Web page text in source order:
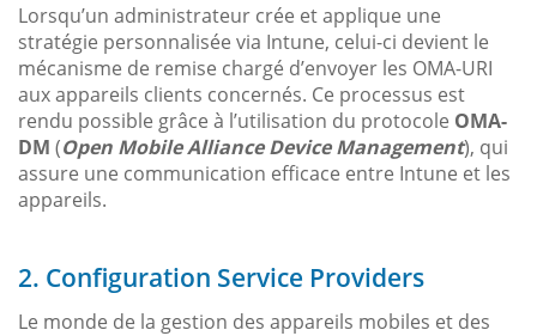
Lorsqu’un administrateur crée et applique une
stratégie personnalisée via Intune, celui-ci devient le
mécanisme de remise chargé d’envoyer les OMA-URI
aux appareils clients concernés. Ce processus est
rendu possible grâce à l’utilisation du protocole OMA-
DM (Open Mobile Alliance Device Management), qui
assure une communication efficace entre Intune et les
appareils.
2. Configuration Service Providers
Le monde de la gestion des appareils mobiles et des